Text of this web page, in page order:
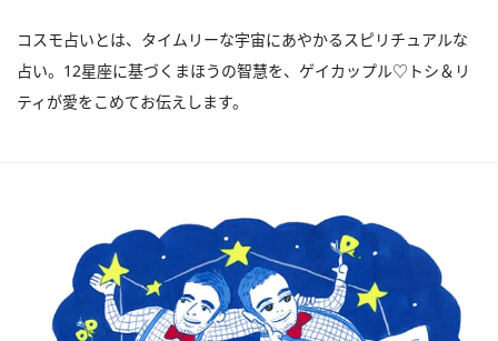
コスモ占いとは、タイムリーな宇宙にあやかるスピリチュアルな
占い。12星座に基づくまほうの智慧を、ゲイカップル♡トシ＆リ
ティが愛をこめてお伝えします。